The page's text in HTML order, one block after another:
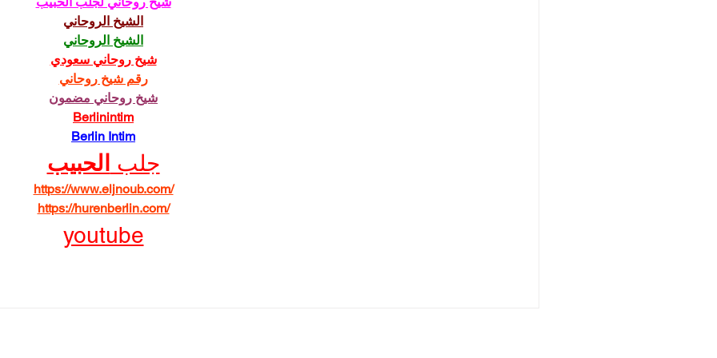
الشيخ الروحاني
الشيخ الروحاني
شيخ روحاني سعودي
رقم شيخ روحاني
شيخ روحاني مضمون
Berlinintim
Berlin Intim
جلب الحبيب
https://www.eljnoub.com/
https://hurenberlin.com/
youtube